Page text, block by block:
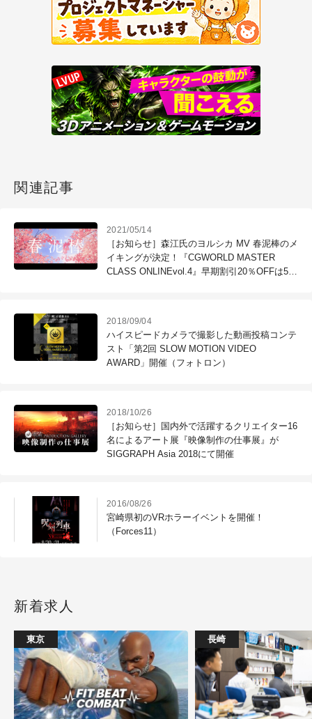
関連記事
2021/05/14
［お知らせ］森江氏のヨルシカ MV 春泥棒のメ
イキングが決定！『CGWORLD MASTER
CLASS ONLINEvol.4』早期割引20％OFFは5月
2018/09/04
ハイスピードカメラで撮影した動画投稿コンテ
スト「第2回 SLOW MOTION VIDEO
AWARD」開催（フォトロン）
2018/10/26
［お知らせ］国内外で活躍するクリエイター16
名によるアート展『映像制作の仕事展』が
SIGGRAPH Asia 2018にて開催
2016/08/26
宮崎県初のVRホラーイベントを開催！
（Forces11）
新着求人
東京 長崎